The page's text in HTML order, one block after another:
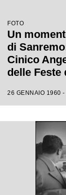
FOTO
Un
di
Cinico
delle Feste
26 GENNAIO 1960